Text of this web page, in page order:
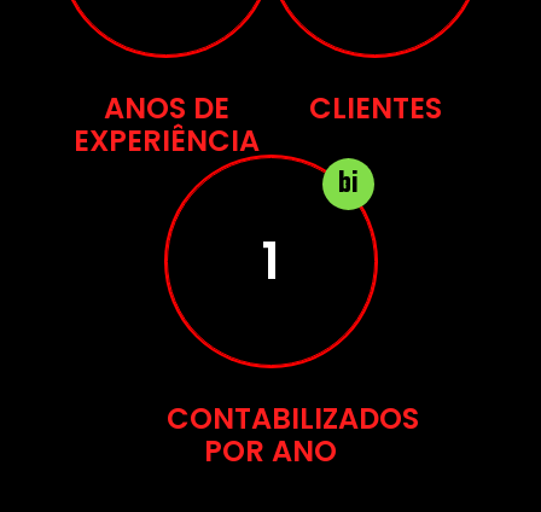
ANOS DE
EXPERIÊNCIA
CLIENTES
2
bi
CONTABILIZADOS
POR ANO